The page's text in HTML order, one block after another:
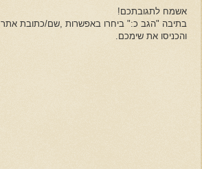
אשמח לתגובתכם!
בתיבה "הגב כ:" ביחרו באפשרות ,שם/כתובת אתר
והכניסו את שימכם.